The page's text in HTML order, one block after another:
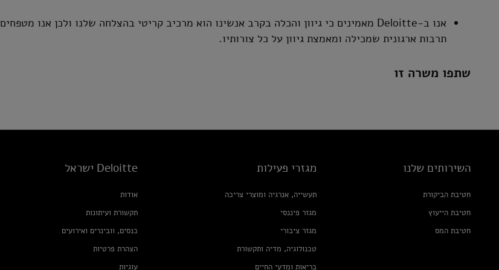
אנו ב-Deloitte מאמינים כי גיוון והכלה בקרב אנשינו הוא מרכיב קריטי בהצלחה שלנו ולכן אנו מטפחים
תרבות ארגונית שמכילה ומאמצת גיוון על כל צורותיו.
שתפו משרה זו
השירותים שלנו
חטיבת הביקורת
חטיבת הייעוץ
חטיבת המס
מגזרי פעילות
תעשייה, אנרגיה ומוצרי צריכה
מגזר פיננסי
מגזר ציבורי
טכנולוגיה, מדיה ותקשורת
בריאות ומדעי החיים
Deloitte ישראל
אודות
תקשורת ועיתונות
כנסים, וובינרים ואירועים
הצהרת פרטיות
עוגיות